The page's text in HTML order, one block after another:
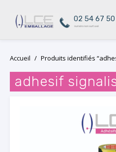
02 54 67
numéro non surtaxé
content
Accueil / Produits identifiés
adhesif